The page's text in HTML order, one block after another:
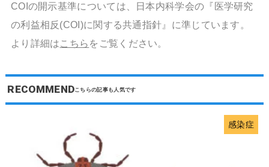
COIの開示基準については、日本内科学会の『医学研究
の利益相反(COI)に関する共通指針』に準じています。
より詳細はこちら をご覧ください。
RECOMMEND
感染症